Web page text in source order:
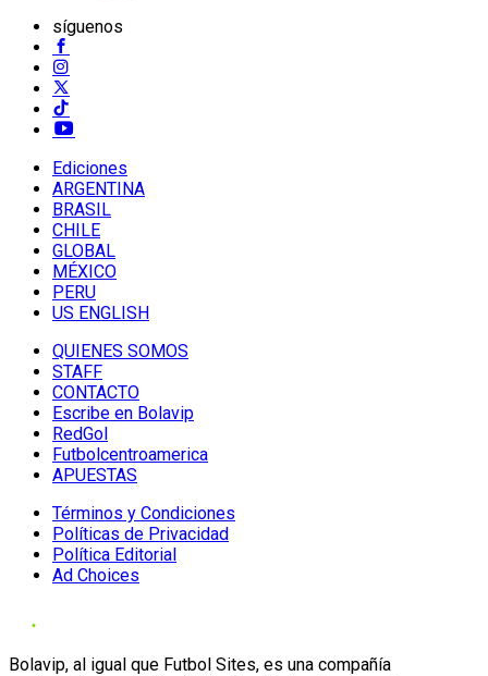
síguenos
Ediciones
ARGENTINA
BRASIL
CHILE
GLOBAL
MÉXICO
PERU
US ENGLISH
QUIENES SOMOS
STAFF
CONTACTO
Escribe en Bolavip
RedGol
Futbolcentroamerica
APUESTAS
Términos y Condiciones
Políticas de Privacidad
Política Editorial
Ad Choices
Bolavip, al igual que Futbol Sites, es una compañía